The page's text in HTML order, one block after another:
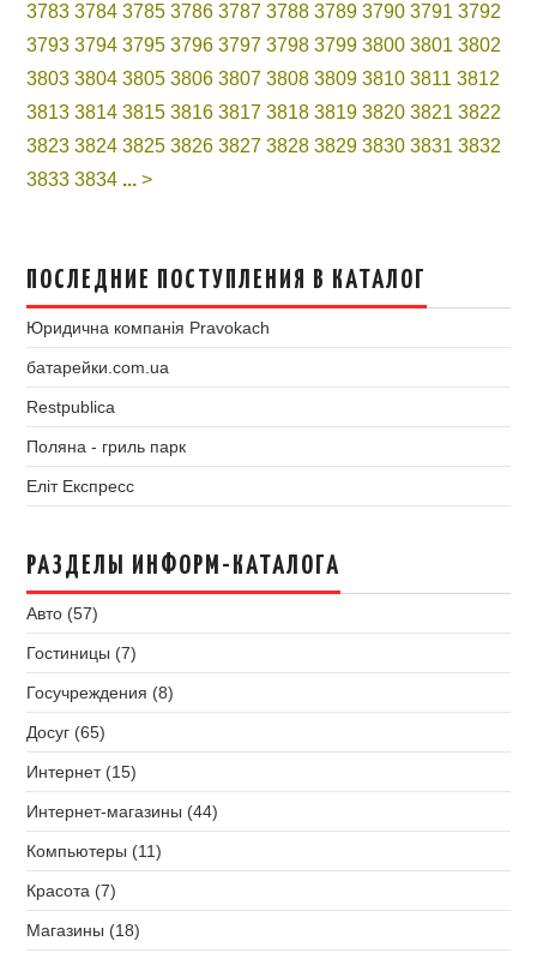
3783 3784 3785 3786 3787 3788 3789 3790 3791 3792
3793 3794 3795 3796 3797 3798 3799 3800 3801 3802
3803 3804 3805 3806 3807 3808 3809 3810 3811 3812
3813 3814 3815 3816 3817 3818 3819 3820 3821 3822
3823 3824 3825 3826 3827 3828 3829 3830 3831 3832
3833 3834 ... >
ПОСЛЕДНИЕ ПОСТУПЛЕНИЯ В КАТАЛОГ
Юридична компанія Pravokach
батарейки.com.ua
Restpublica
Поляна - гриль парк
Еліт Експресс
РАЗДЕЛЫ ИНФОРМ-КАТАЛОГА
Авто (57)
Гостиницы (7)
Госучреждения (8)
Досуг (65)
Интернет (15)
Интернет-магазины (44)
Компьютеры (11)
Красота (7)
Магазины (18)